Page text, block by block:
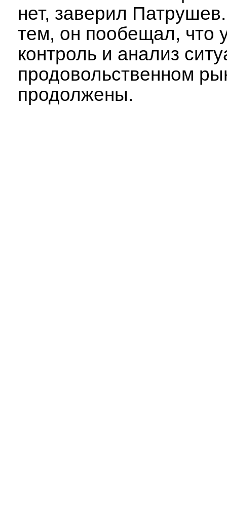
нет, заверил
тем, он пообещал, что
контроль и анализ
продовольственном
продолжены.